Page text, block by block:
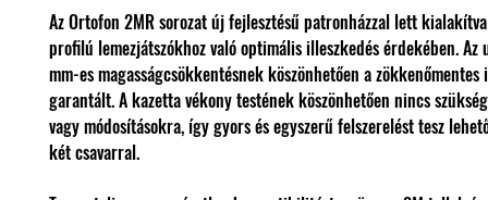
Az Ortofon 2MR sorozat új fejlesztésű patronházzal lett
profilú lemezjátszókhoz való optimális illeszkedés érdekében. Az
mm-es magasságcsökkentésnek köszönhetően a
garantált. A kazetta vékony testének köszönhetően nincs
vagy módosításokra, így gyors és egyszerű felszerelést tesz
két csavarral.